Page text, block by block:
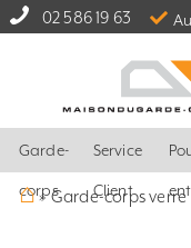
02 586 19 63
Garde-
corps
Service
Client
⌂»Garde-corps verre